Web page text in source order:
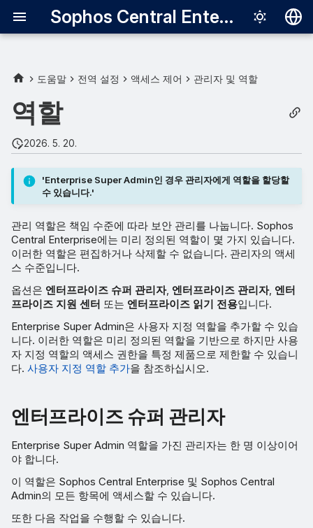
Sophos Central Enterprise
English
Italiano
日本語
Português
中文（繁體）
엔터프라이즈 관리자
엔터프라이즈 읽기 전용
도움말 전역 설정 액세스 제어 관리자 및 역할
역할
2026. 5. 20.
'Enterprise Super Admin인 경우 관리자에게 역할을 할당할
수 있습니다.'
관리 역할은 책임 수준에 따라 보안 관리를 나눕니다. Sophos
Central Enterprise에는 미리 정의된 역할이 몇 가지 있습니다.
이러한 역할은 편집하거나 삭제할 수 없습니다. 관리자의 액세
스 수준입니다.
옵션은 엔터프라이즈 슈퍼 관리자, 엔터프라이즈 관리자, 엔터
프라이즈 지원 센터 또는 엔터프라이즈 읽기 전용입니다.
Enterprise Super Admin은 사용자 지정 역할을 추가할 수 있습
니다. 이러한 역할은 미리 정의된 역할을 기반으로 하지만 사용
자 지정 역할의 액세스 권한을 특정 제품으로 제한할 수 있습니
다. 사용자 지정 역할 추가을 참조하십시오.
엔터프라이즈 슈퍼 관리자
Enterprise Super Admin 역할을 가진 관리자는 한 명 이상이어
야 합니다.
이 역할은 Sophos Central Enterprise 및 Sophos Central
Admin의 모든 항목에 액세스할 수 있습니다.
또한 다음 작업을 수행할 수 있습니다.